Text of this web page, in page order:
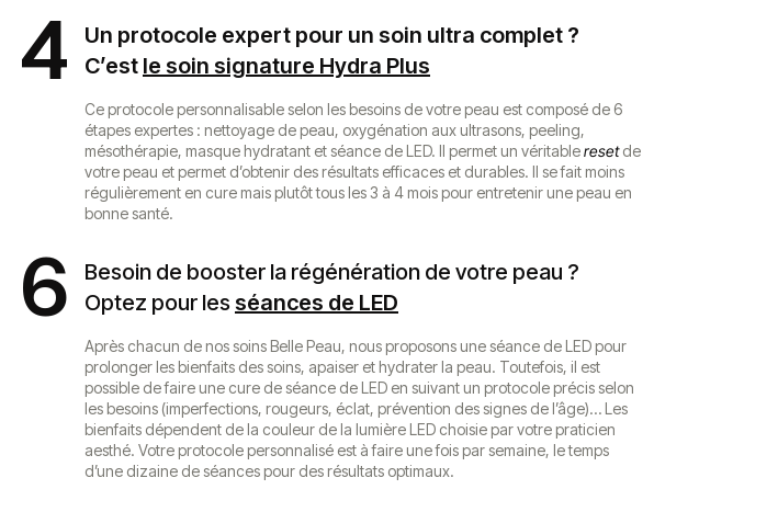
4
Un protocole expert pour un soin ultra complet ?
C’est le soin signature Hydra Plus
Ce protocole personnalisable selon les besoins de votre peau est composé de 6
étapes expertes : nettoyage de peau, oxygénation aux ultrasons, peeling,
mésothérapie, masque hydratant et séance de LED. Il permet un véritableresetde
votre peau et permet d’obtenir des résultats efficaces et durables. Il se fait moins
régulièrement en cure mais plutôt tous les 3 à 4 mois pour entretenir une peau en
bonne santé.
6
Besoin de booster la régénération de votre peau ?
Optez pour les séances de LED
Après chacun de nos soins Belle Peau, nous proposons une séance de LED pour
prolonger les bienfaits des soins, apaiser et hydrater la peau. Toutefois, il est
possible de faire une cure de séance de LED en suivant un protocole précis selon
les besoins (imperfections, rougeurs, éclat, prévention des signes de l’âge)… Les
bienfaits dépendent de la couleur de la lumière LED choisie par votre praticien
aesthé. Votre protocole personnalisé est à faire une fois par semaine, le temps
d’une dizaine de séances pour des résultats optimaux.